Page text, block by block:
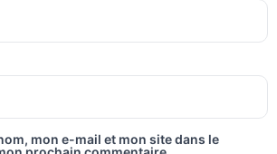
mon e-mail et mon site dans le